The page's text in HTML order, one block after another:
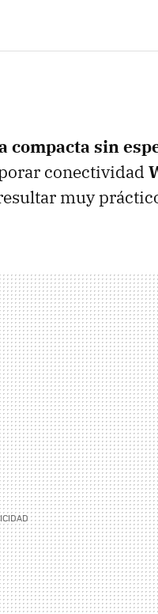
compacta sin
conectividad
muy